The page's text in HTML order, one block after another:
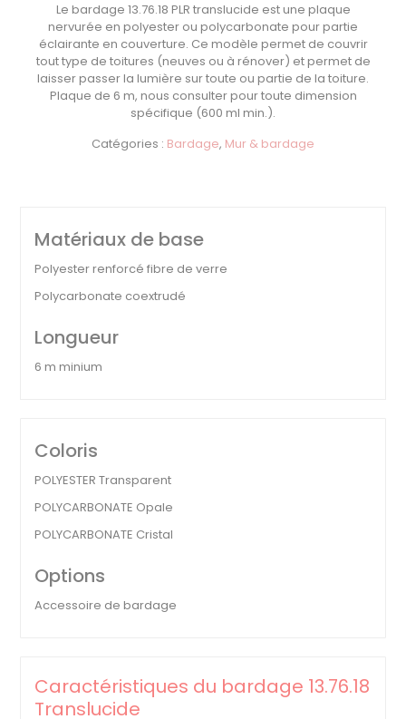
Le bardage 13.76.18 PLR translucide est une plaque
nervurée en polyester ou polycarbonate pour partie
éclairante en couverture. Ce modèle permet de couvrir
tout type de toitures (neuves ou à rénover) et permet de
laisser passer la lumière sur toute ou partie de la toiture.
Plaque de 6 m, nous consulter pour toute dimension
spécifique (600 ml min.).
Catégories : Bardage, Mur & bardage
Matériaux de base
Polyester renforcé fibre de verre
Polycarbonate coextrudé
Longueur
6 m minium
Coloris
POLYESTER Transparent
POLYCARBONATE Opale
POLYCARBONATE Cristal
Options
Accessoire de bardage
Caractéristiques du bardage 13.76.18
Translucide